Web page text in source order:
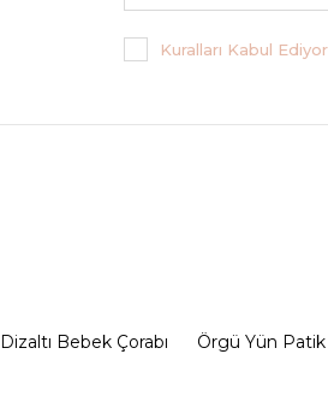
Kuralları Kabul
Dizaltı Bebek Çorabı Örgü Yün Patik